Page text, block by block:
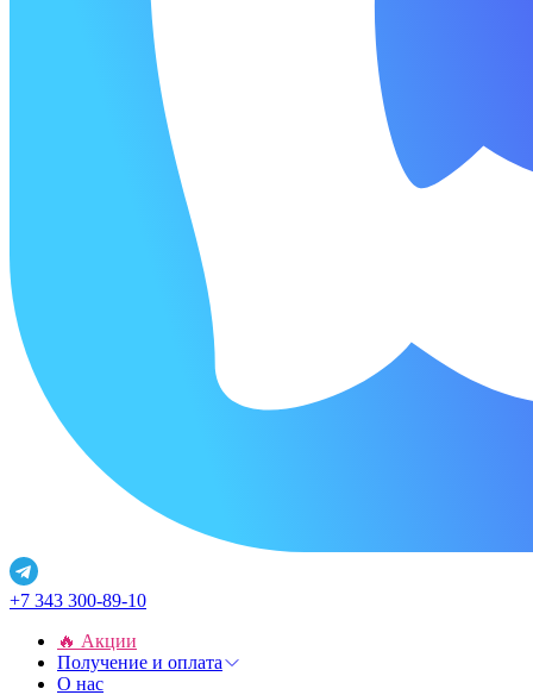
+7 343 300-89-10
🔥 Акции
Получение и оплата
О нас